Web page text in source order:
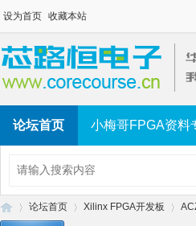
设为首页 收藏本站
论坛首页 小梅哥FPGA资料
论坛首页 Xilinx FPGA开发板